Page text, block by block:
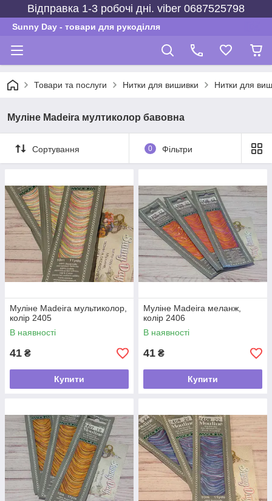
Відправка 1-3 робочі дні. viber 0687525798
Sunny Day - товари для рукоділля
Товари та послуги Нитки для вишивки Нитки для
Муліне Madeira мултиколор бавовна
Сортування 0 Фільтри
Муліне Madeira мультиколор,
колір 2405
В наявності
41 ₴
Купити
Муліне Madeira меланж,
колір 2406
В наявності
41 ₴
Купити